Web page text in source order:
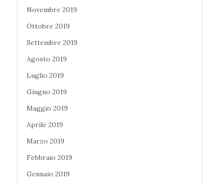
Novembre 2019
Ottobre 2019
Settembre 2019
Agosto 2019
Luglio 2019
Giugno 2019
Maggio 2019
Aprile 2019
Marzo 2019
Febbraio 2019
Gennaio 2019